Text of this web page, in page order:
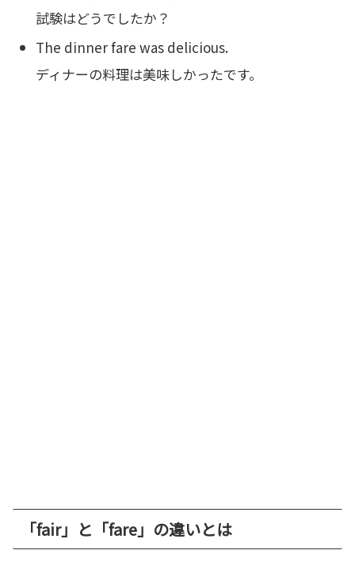
試験はどうでしたか？
The dinner fare was delicious.
ディナーの料理は美味しかったです。
「fair」と「fare」の違いとは